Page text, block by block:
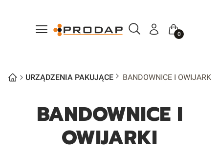
Menu Otwórz wyszukiwarkę
Szukaj Zaloguj sięKoszyk
URZĄDZENIA PAKUJĄCE BANDOWNICE I OWIJARKI
BANDOWNICE I
OWIJARKI